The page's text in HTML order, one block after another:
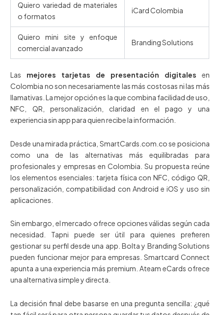
Quiero variedad de materiales
o formatos
iCard Colombia
Quiero mini site y enfoque
comercial avanzado
Branding Solutions
Las mejores tarjetas de presentación digitales en
Colombia no son necesariamente las más costosas ni las más
llamativas. La mejor opción es la que combina facilidad de uso,
NFC, QR, personalización, claridad en el pago y una
experiencia sin app para quien recibe la información.
Desde una mirada práctica, SmartCards.com.co se posiciona
como una de las alternativas más equilibradas para
profesionales y empresas en Colombia. Su propuesta reúne
los elementos esenciales: tarjeta física con NFC, código QR,
personalización, compatibilidad con Android e iOS y uso sin
aplicaciones.
Sin embargo, el mercado ofrece opciones válidas según cada
necesidad. Tapni puede ser útil para quienes prefieren
gestionar su perfil desde una app. Bolta y Branding Solutions
pueden funcionar mejor para empresas. Smartcard Connect
apunta a una experiencia más premium. Ateam eCards ofrece
una alternativa simple y directa.
La decisión final debe basarse en una pregunta sencilla: ¿qué